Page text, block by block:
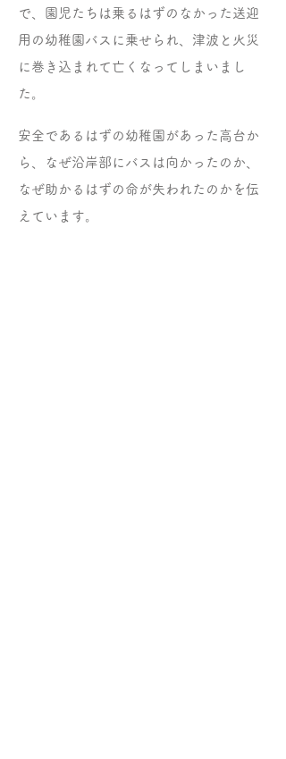
で、園児たちは乗るはずのなかった送迎
用の幼稚園バスに乗せられ、津波と火災
に巻き込まれて亡くなってしまいまし
た。
安全であるはずの幼稚園があった高台か
ら、なぜ沿岸部にバスは向かったのか、
なぜ助かるはずの命が失われたのかを伝
えています。